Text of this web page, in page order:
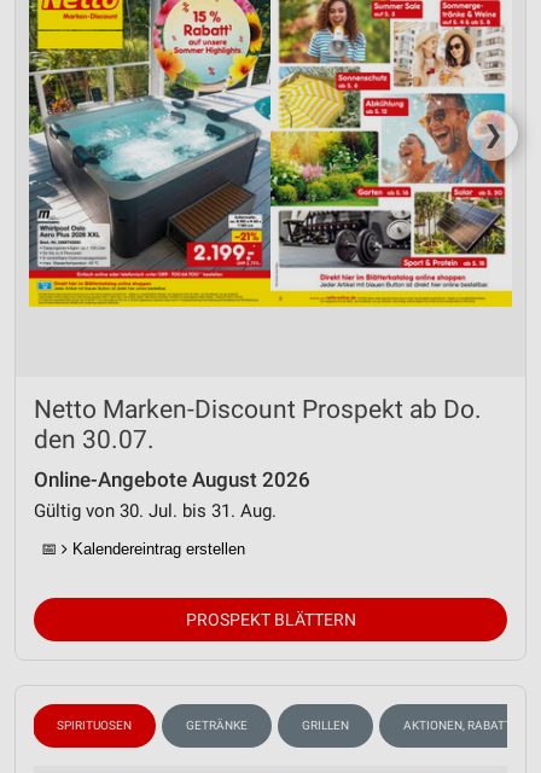
❯
Netto Marken-Discount Prospekt ab Do.
den 30.07.
Online-Angebote August 2026
Gültig von 30. Jul. bis 31. Aug.
📅 Kalendereintrag erstellen
PROSPEKT BLÄTTERN
SPIRITUOSEN GETRÄNKE GRILLEN AKTIONEN, RABATTE &